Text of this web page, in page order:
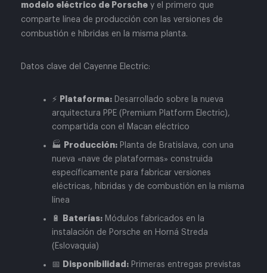
modelo eléctrico de Porsche y el primero que
comparte línea de producción con las versiones de
combustión e híbridas en la misma planta.
Datos clave del Cayenne Electric:
⚡ Plataforma: Desarrollado sobre la nueva
arquitectura PPE (Premium Platform Electric),
compartida con el Macan eléctrico
🏭 Producción: Planta de Bratislava, con una
nueva «nave de plataformas» construida
específicamente para fabricar versiones
eléctricas, híbridas y de combustión en la misma
línea
🔋 Baterías: Módulos fabricados en la
instalación de Porsche en Horná Streda
(Eslovaquia)
📅 Disponibilidad: Primeras entregas previstas